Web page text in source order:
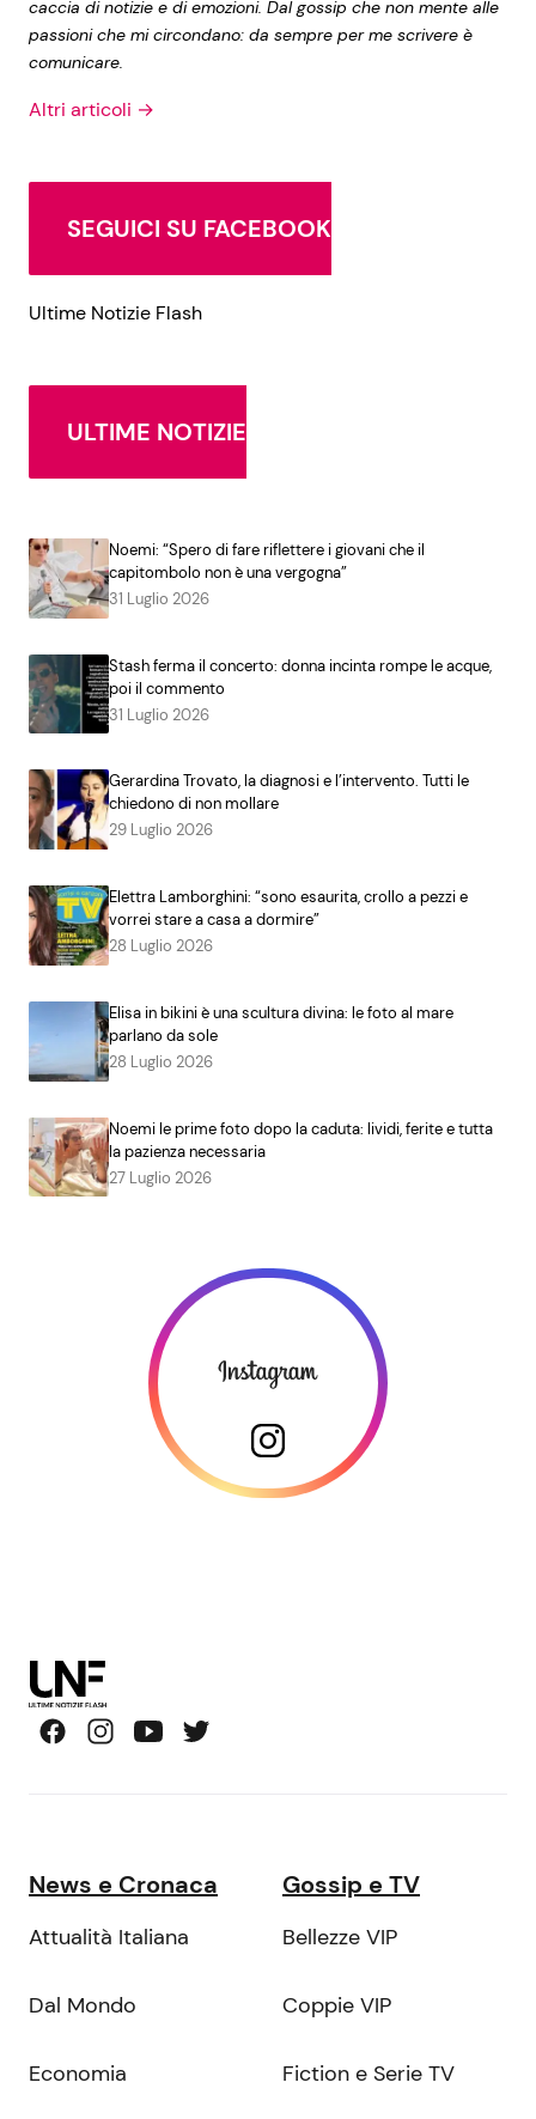
caccia di notizie e di emozioni. Dal gossip che non mente alle
passioni che mi circondano: da sempre per me scrivere è
comunicare.
Altri articoli →
SEGUICI SU FACEBOOK
Ultime Notizie Flash
ULTIME NOTIZIE
Noemi: “Spero di fare riflettere i giovani che il
capitombolo non è una vergogna”
31 Luglio 2026
Stash ferma il concerto: donna incinta rompe le acque,
poi il commento
31 Luglio 2026
Gerardina Trovato, la diagnosi e l’intervento. Tutti le
chiedono di non mollare
29 Luglio 2026
Elettra Lamborghini: “sono esaurita, crollo a pezzi e
vorrei stare a casa a dormire”
28 Luglio 2026
Elisa in bikini è una scultura divina: le foto al mare
parlano da sole
28 Luglio 2026
Noemi le prime foto dopo la caduta: lividi, ferite e tutta
la pazienza necessaria
27 Luglio 2026
News e Cronaca
Attualità Italiana
Dal Mondo
Economia
Gossip e TV
Bellezze VIP
Coppie VIP
Fiction e Serie TV